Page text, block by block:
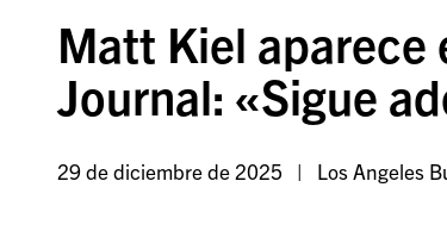
Matt Kiel aparece
Journal: «Sigue
29 de diciembre de 2025 Los Angeles